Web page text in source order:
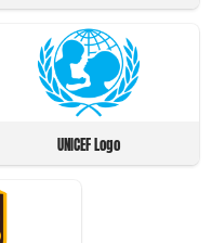
UNICEF Logo